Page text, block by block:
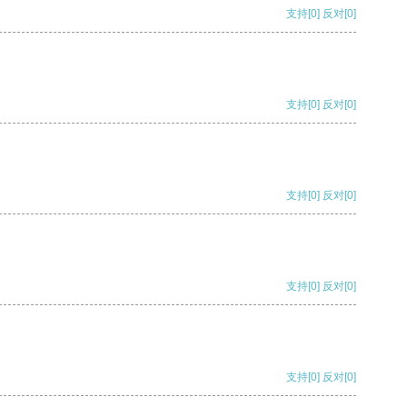
支持[0] 反对[0]
支持[0] 反对[0]
支持[0] 反对[0]
支持[0] 反对[0]
支持[0] 反对[0]